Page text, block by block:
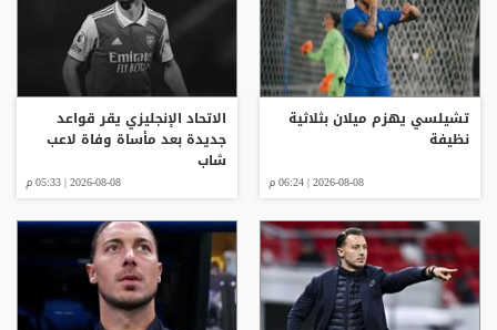
تشيلسي يهزم ميلان بثلاثية
نظيفة
2026-08-08 | 06:24 م
الاتحاد الإنجليزي يقر قواعد
جديدة بعد مأساة وفاة لاعب
شاب
2026-08-08 | 05:33 م